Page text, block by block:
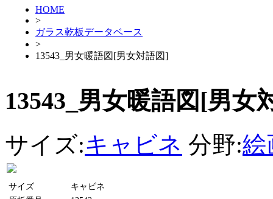
HOME
>
ガラス乾板データベース
>
13543_男女暖語図[男女対語図]
13543_男女暖語図[男女
サイズ:キャビネ 分野:絵
サイズ
キャビネ